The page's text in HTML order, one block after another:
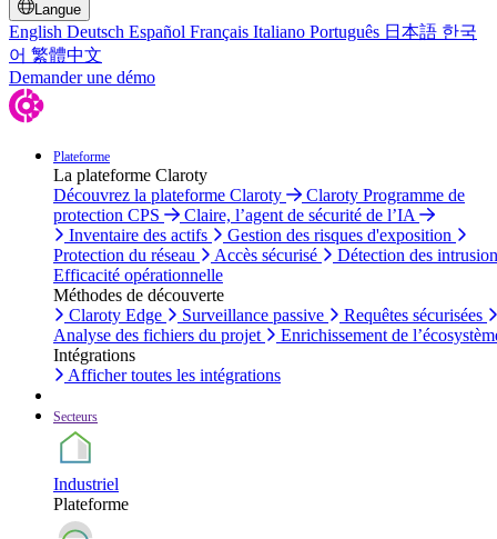
Langue
English Deutsch Español Français Italiano Português 日本語 한국
어 繁體中文
Demander une démo
Plateforme
La plateforme Claroty
Découvrez la plateforme Claroty
Claroty Programme de
protection CPS
Claire, l’agent de sécurité de l’IA
Inventaire des actifs
Gestion des risques d'exposition
Protection du réseau
Accès sécurisé
Détection des
Efficacité opérationnelle
Méthodes de découverte
Claroty Edge
Surveillance passive
Requêtes sécurisées
Analyse des fichiers du projet
Enrichissement de
Intégrations
Afficher toutes les intégrations
Secteurs
Industriel
Plateforme